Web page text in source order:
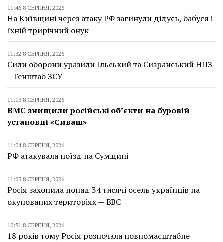
11:46 8 СЕРПНЯ, 2026
На Київщині через атаку РФ загинули дідусь, бабуся і
їхній трирічний онук
11:32 8 СЕРПНЯ, 2026
Сили оборони уразили Ільський та Сизранський НПЗ
– Генштаб ЗСУ
11:13 8 СЕРПНЯ, 2026
ВМС знищили російські об’єкти на буровій
установці «Сиваш»
11:04 8 СЕРПНЯ, 2026
РФ атакувала поїзд на Сумщині
11:03 8 СЕРПНЯ, 2026
Росія захопила понад 34 тисячі осель українців на
окупованих територіях — BBC
10:51 8 СЕРПНЯ, 2026
18 років тому Росія розпочала повномасштабне